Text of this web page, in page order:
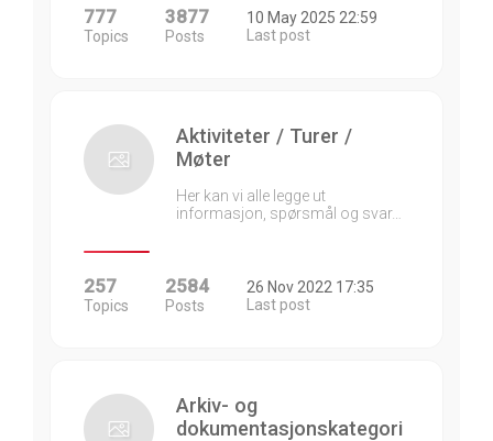
777
Topics
3877
Posts
10 May 2025 22:59
Last post
Aktiviteter / Turer /
Møter
Her kan vi alle legge ut
informasjon, spørsmål og svar…
257
Topics
2584
Posts
26 Nov 2022 17:35
Last post
Arkiv- og
dokumentasjonskategori